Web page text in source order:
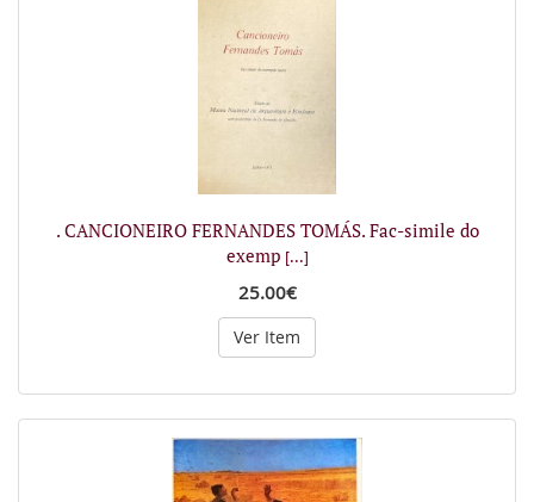
. CANCIONEIRO FERNANDES TOMÁS. Fac-simile do
exemp [...]
25.00€
Ver Item